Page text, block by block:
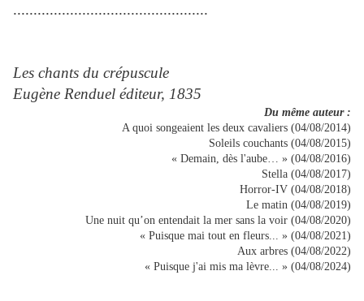
................................................
Les chants du crépuscule
Eugène Renduel éditeur, 1835
Du même auteur :
A quoi songeaient les deux cavaliers (04/08/2014)
Soleils couchants (04/08/2015)
« Demain, dès l'aube… » (04/08/2016)
Stella (04/08/2017)
Horror-IV (04/08/2018)
Le matin (04/08/2019)
Une nuit qu’on entendait la mer sans la voir (04/08/2020)
« Puisque mai tout en fleurs... » (04/08/2021)
Aux arbres (04/08/2022)
« Puisque j'ai mis ma lèvre... » (04/08/2024)